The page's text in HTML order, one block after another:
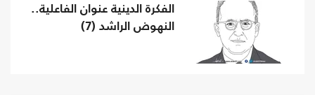
الفكرة الدينية عنوان الفاعلية..
النهوض الراشد (7)